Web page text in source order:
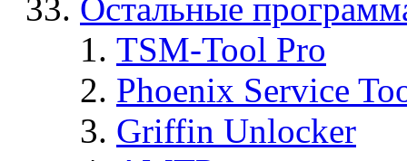
Остальные
TSM-Tool Pro
Phoenix Service
Griffin Unlocker